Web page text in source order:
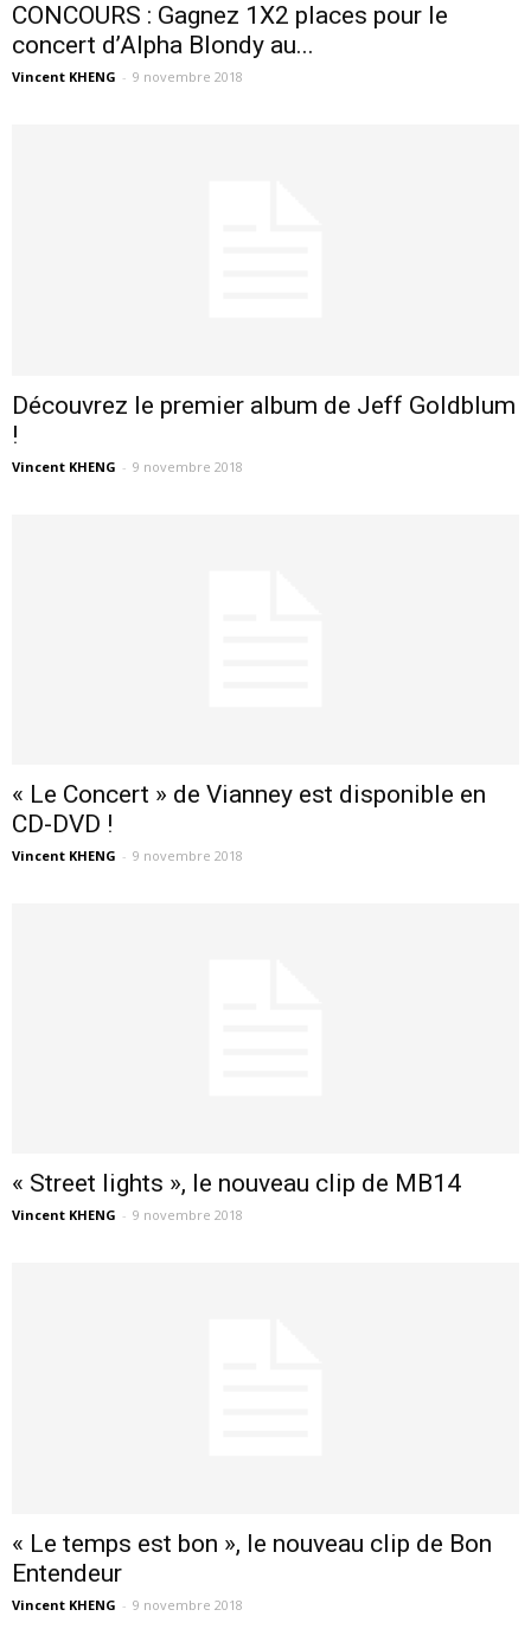
CONCOURS : Gagnez 1X2 places pour le
concert d’Alpha Blondy au...
Vincent KHENG - 9 novembre 2018
Découvrez le premier album de Jeff Goldblum
!
Vincent KHENG - 9 novembre 2018
« Le Concert » de Vianney est disponible en
CD-DVD !
Vincent KHENG - 9 novembre 2018
« Street lights », le nouveau clip de MB14
Vincent KHENG - 9 novembre 2018
« Le temps est bon », le nouveau clip de Bon
Entendeur
Vincent KHENG - 9 novembre 2018